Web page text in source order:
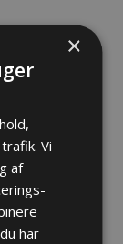
×
Vi
af
har